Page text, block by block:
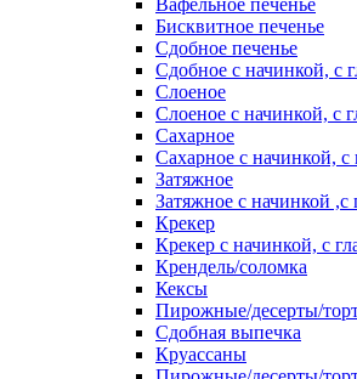
Вафельное печенье
Бисквитное печенье
Сдобное печенье
Сдобное с начинкой, с
Слоеное
Слоеное с начинкой, с
Сахарное
Сахарное с начинкой, с
Затяжное
Затяжное с начинкой ,с
Крекер
Крекер с начинкой, с
Крендель/соломка
Кексы
Пирожные/десерты/
Сдобная выпечка
Круассаны